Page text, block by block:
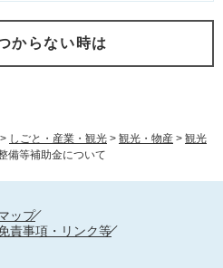
> しごと・産業・観光 > 観光・物産 > 観光
備等補助金について
からない時は
ップ
責事項・リンク等